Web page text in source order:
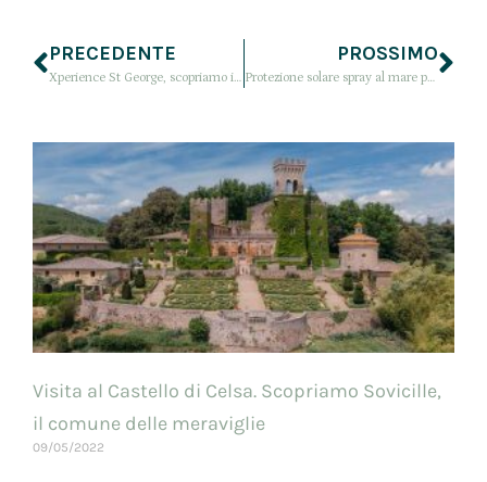
PRECEDENTE
Xperience St George, scopriamo il villaggio a Sharm el Sheikh con Fruit
PROSSIMO
Protezione solare spray al mare per abbronzarsi e preservare la pelle
Visita al Castello di Celsa. Scopriamo Sovicille,
il comune delle meraviglie
09/05/2022